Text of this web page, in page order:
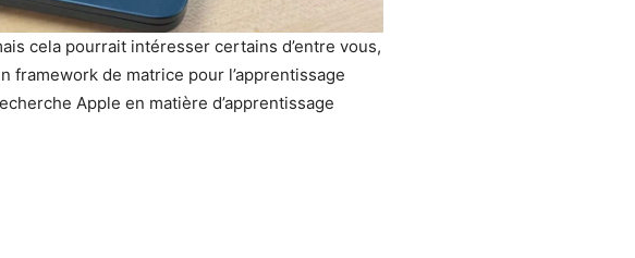
cela pourrait intéresser certains d’entre vous,
framework de matrice pour l’apprentissage
Apple en matière d’apprentissage